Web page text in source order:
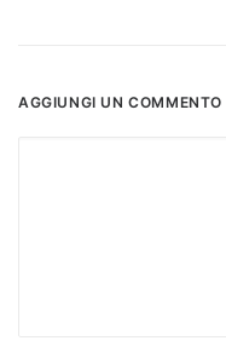
AGGIUNGI UN COMMENTO